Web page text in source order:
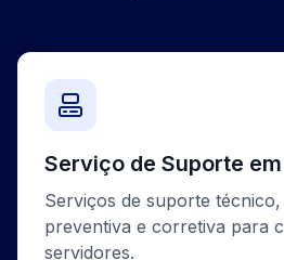
Serviço de Suporte
Serviços de suporte
preventiva e corretiva para
servidores.